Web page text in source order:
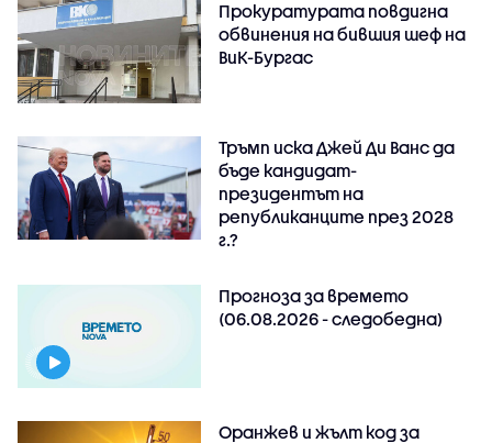
Прокуратурата повдигна
обвинения на бившия шеф на
ВиК-Бургас
Тръмп иска Джей Ди Ванс да
бъде кандидат-
президентът на
републиканците през 2028
г.?
Прогноза за времето
(06.08.2026 - следобедна)
Оранжев и жълт код за